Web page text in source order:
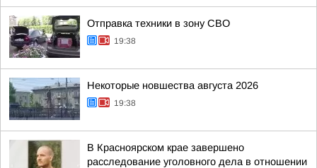
Отправка техники в зону СВО
19:38
Некоторые новшества августа 2026
19:38
В Красноярском крае завершено
расследование уголовного дела в отношении